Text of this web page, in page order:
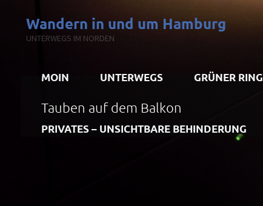
springen
Wandern in und um Hamburg
UNTERWEGS IM NORDEN
MOIN UNTERWEGS GRÜNER RING
PRIVATES – UNSICHTBARE BEHINDERUNG
Tauben auf dem Balkon